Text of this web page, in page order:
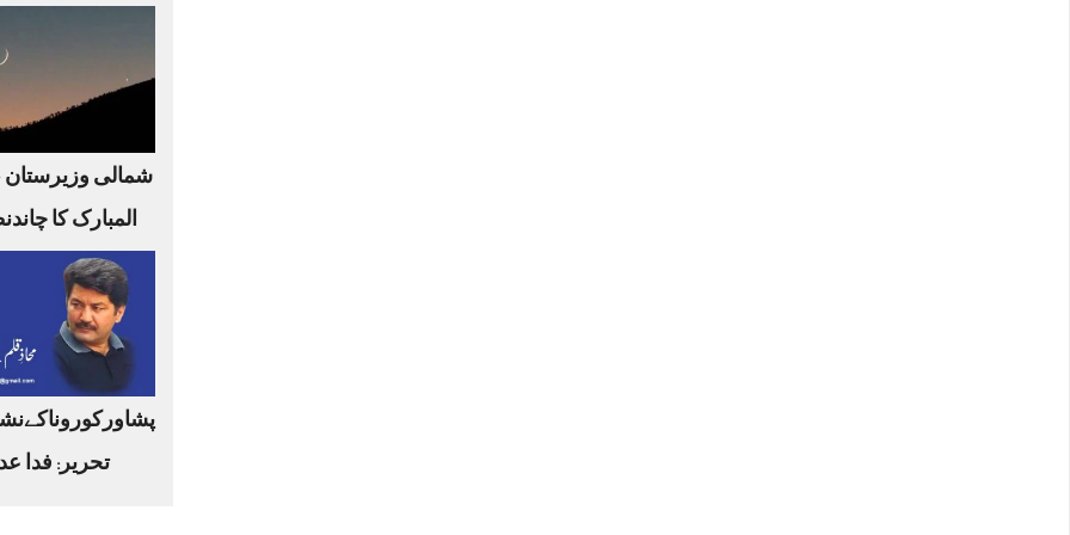
شمالی
المبارک کا
تحریر: فدا